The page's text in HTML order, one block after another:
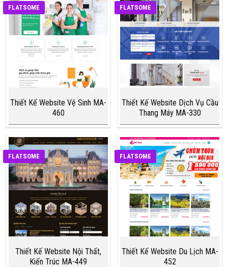
nhất
FLATSOME
Thiết Kế Website Vệ Sinh MA-
460
FLATSOME
Thiết Kế Website Dịch Vụ Cầu
Thang Máy MA-330
FLATSOME
Thiết Kế Website Nội Thất,
Kiến Trúc MA-449
FLATSOME
Thiết Kế Website Du Lịch MA-
452